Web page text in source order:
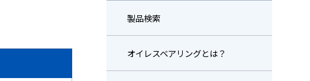
製品検索
オイレスベアリングとは？